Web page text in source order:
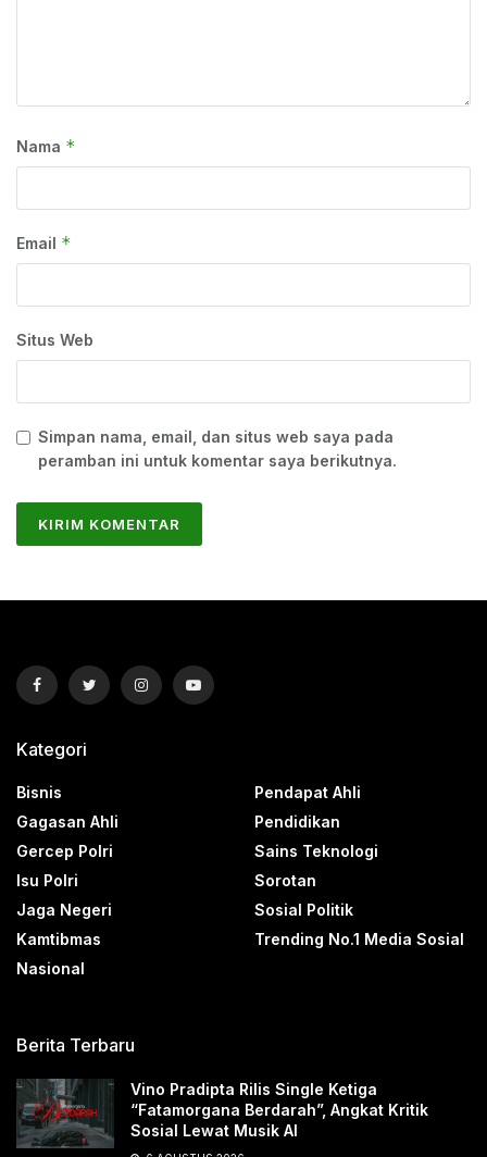
Nama *
Email *
Situs Web
Simpan nama, email, dan situs web saya pada
peramban ini untuk komentar saya berikutnya.
Kategori
Bisnis
Gagasan Ahli
Gercep Polri
Isu Polri
Jaga Negeri
Kamtibmas
Nasional
Pendapat Ahli
Pendidikan
Sains Teknologi
Sorotan
Sosial Politik
Trending No.1 Media Sosial
Berita Terbaru
Vino Pradipta Rilis Single Ketiga
“Fatamorgana Berdarah”, Angkat Kritik
Sosial Lewat Musik AI